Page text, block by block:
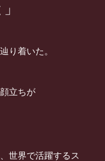
り着いた。
立ちが
世界で活躍するス